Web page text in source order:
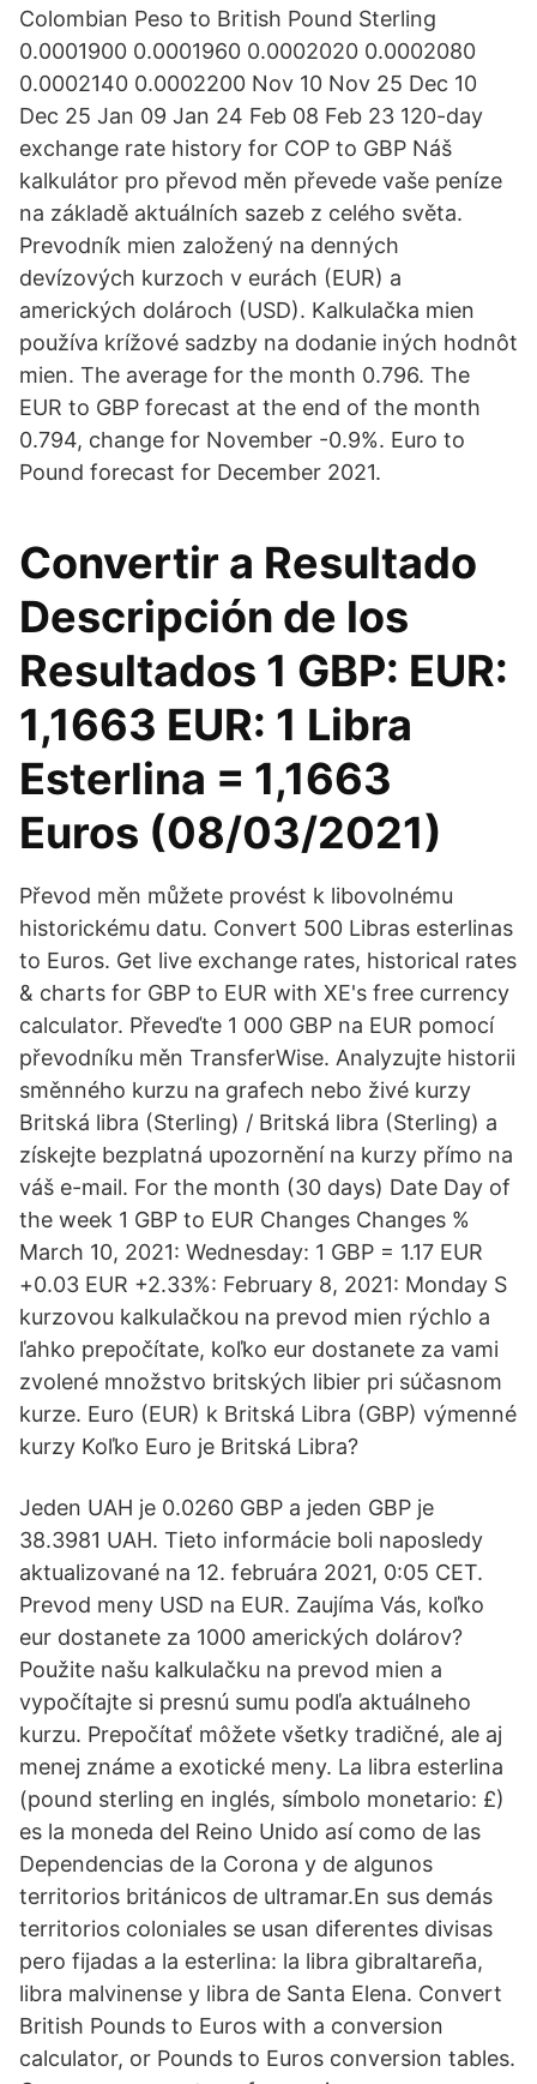
Colombian Peso to British Pound Sterling
0.0001900 0.0001960 0.0002020 0.0002080
0.0002140 0.0002200 Nov 10 Nov 25 Dec 10
Dec 25 Jan 09 Jan 24 Feb 08 Feb 23 120-day
exchange rate history for COP to GBP Náš
kalkulátor pro převod měn převede vaše peníze
na základě aktuálních sazeb z celého světa.
Prevodník mien založený na denných
devízových kurzoch v eurách (EUR) a
amerických dolároch (USD). Kalkulačka mien
používa krížové sadzby na dodanie iných hodnôt
mien. The average for the month 0.796. The
EUR to GBP forecast at the end of the month
0.794, change for November -0.9%. Euro to
Pound forecast for December 2021.
Convertir a Resultado
Descripción de los
Resultados 1 GBP: EUR:
1,1663 EUR: 1 Libra
Esterlina = 1,1663
Euros (08/03/2021)
Převod měn můžete provést k libovolnému
historickému datu. Convert 500 Libras esterlinas
to Euros. Get live exchange rates, historical rates
& charts for GBP to EUR with XE's free currency
calculator. Převeďte 1 000 GBP na EUR pomocí
převodníku měn TransferWise. Analyzujte historii
směnného kurzu na grafech nebo živé kurzy
Britská libra (Sterling) / Britská libra (Sterling) a
získejte bezplatná upozornění na kurzy přímo na
váš e-mail. For the month (30 days) Date Day of
the week 1 GBP to EUR Changes Changes %
March 10, 2021: Wednesday: 1 GBP = 1.17 EUR
+0.03 EUR +2.33%: February 8, 2021: Monday S
kurzovou kalkulačkou na prevod mien rýchlo a
ľahko prepočítate, koľko eur dostanete za vami
zvolené množstvo britských libier pri súčasnom
kurze. Euro (EUR) k Britská Libra (GBP) výmenné
kurzy Koľko Euro je Britská Libra?
Jeden UAH je 0.0260 GBP a jeden GBP je
38.3981 UAH. Tieto informácie boli naposledy
aktualizované na 12. februára 2021, 0:05 CET.
Prevod meny USD na EUR. Zaujíma Vás, koľko
eur dostanete za 1000 amerických dolárov?
Použite našu kalkulačku na prevod mien a
vypočítajte si presnú sumu podľa aktuálneho
kurzu. Prepočítať môžete všetky tradičné, ale aj
menej známe a exotické meny. La libra esterlina
(pound sterling en inglés, símbolo monetario: £)
es la moneda del Reino Unido así como de las
Dependencias de la Corona y de algunos
territorios británicos de ultramar.En sus demás
territorios coloniales se usan diferentes divisas
pero fijadas a la esterlina: la libra gibraltareña,
libra malvinense y libra de Santa Elena. Convert
British Pounds to Euros with a conversion
calculator, or Pounds to Euros conversion tables.